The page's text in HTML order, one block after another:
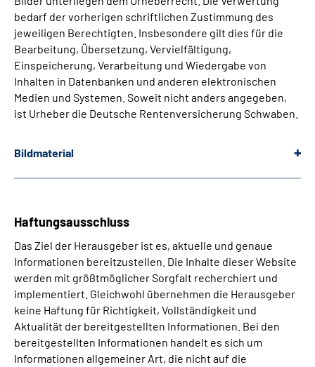
bedarf der vorherigen schriftlichen Zustimmung des
jeweiligen Berechtigten. Insbesondere gilt dies für die
Bearbeitung, Übersetzung, Vervielfältigung,
Einspeicherung, Verarbeitung und Wiedergabe von
Inhalten in Datenbanken und anderen elektronischen
Medien und Systemen. Soweit nicht anders angegeben,
ist Urheber die Deutsche Rentenversicherung Schwaben.
Bildmaterial
Haftungsausschluss
Das Ziel der Herausgeber ist es, aktuelle und genaue
Informationen bereitzustellen. Die Inhalte dieser Website
werden mit größtmöglicher Sorgfalt recherchiert und
implementiert. Gleichwohl übernehmen die Herausgeber
keine Haftung für Richtigkeit, Vollständigkeit und
Aktualität der bereitgestellten Informationen. Bei den
bereitgestellten Informationen handelt es sich um
Informationen allgemeiner Art, die nicht auf die